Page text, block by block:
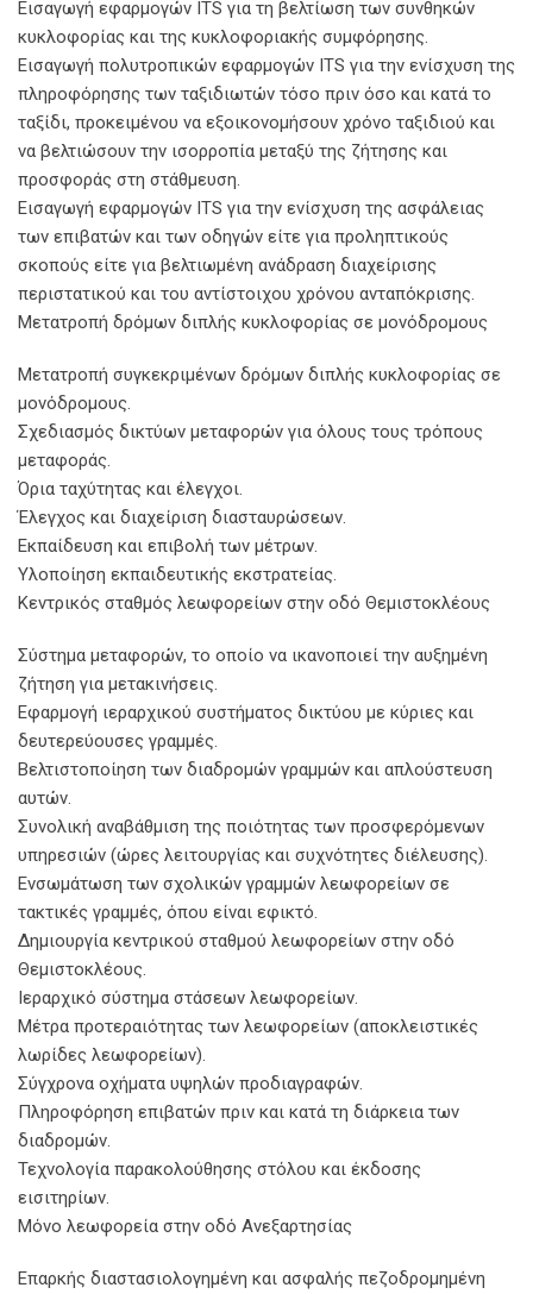
Εισαγωγή εφαρμογών ITS για τη βελτίωση των συνθηκών
κυκλοφορίας και της κυκλοφοριακής συμφόρησης.
Εισαγωγή πολυτροπικών εφαρμογών ITS για την ενίσχυση της
πληροφόρησης των ταξιδιωτών τόσο πριν όσο και κατά το
ταξίδι, προκειμένου να εξοικονομήσουν χρόνο ταξιδιού και
να βελτιώσουν την ισορροπία μεταξύ της ζήτησης και
προσφοράς στη στάθμευση.
Εισαγωγή εφαρμογών ITS για την ενίσχυση της ασφάλειας
των επιβατών και των οδηγών είτε για προληπτικούς
σκοπούς είτε για βελτιωμένη ανάδραση διαχείρισης
περιστατικού και του αντίστοιχου χρόνου ανταπόκρισης.
Μετατροπή δρόμων διπλής κυκλοφορίας σε μονόδρομους
Μετατροπή συγκεκριμένων δρόμων διπλής κυκλοφορίας σε
μονόδρομους.
Σχεδιασμός δικτύων μεταφορών για όλους τους τρόπους
μεταφοράς.
Όρια ταχύτητας και έλεγχοι.
Έλεγχος και διαχείριση διασταυρώσεων.
Εκπαίδευση και επιβολή των μέτρων.
Υλοποίηση εκπαιδευτικής εκστρατείας.
Κεντρικός σταθμός λεωφορείων στην οδό Θεμιστοκλέους
Σύστημα μεταφορών, το οποίο να ικανοποιεί την αυξημένη
ζήτηση για μετακινήσεις.
Εφαρμογή ιεραρχικού συστήματος δικτύου με κύριες και
δευτερεύουσες γραμμές.
Βελτιστοποίηση των διαδρομών γραμμών και απλούστευση
αυτών.
Συνολική αναβάθμιση της ποιότητας των προσφερόμενων
υπηρεσιών (ώρες λειτουργίας και συχνότητες διέλευσης).
Ενσωμάτωση των σχολικών γραμμών λεωφορείων σε
τακτικές γραμμές, όπου είναι εφικτό.
Δημιουργία κεντρικού σταθμού λεωφορείων στην οδό
Θεμιστοκλέους.
Ιεραρχικό σύστημα στάσεων λεωφορείων.
Μέτρα προτεραιότητας των λεωφορείων (αποκλειστικές
λωρίδες λεωφορείων).
Σύγχρονα οχήματα υψηλών προδιαγραφών.
Πληροφόρηση επιβατών πριν και κατά τη διάρκεια των
διαδρομών.
Τεχνολογία παρακολούθησης στόλου και έκδοσης
εισιτηρίων.
Μόνο λεωφορεία στην οδό Ανεξαρτησίας
Επαρκής διαστασιολογημένη και ασφαλής πεζοδρομημένη